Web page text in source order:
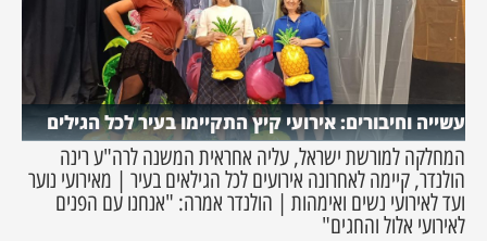
עשייה וחיבורים: אירועי קיץ התקיימו בעיר לכל הגילים
המחלקה למורשת ישראל, עליה אחראית המשנה לרה"ע רינה
הולנדר, קיימה לאחרונה אירועים לכל הגילאים בעיר | מאירועי נוער
ועד לאירועי נשים ואימהות | הולנדר אמרה: "אנחנו עם הפנים
לאירועי אלול והחגים"